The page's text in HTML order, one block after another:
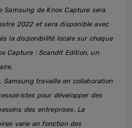
Samsung de Knox Capture sera
2022 et sera disponible avec
la disponibilité locale sur chaque
Capture : Scandit Edition, un
Samsung travaille en collaboration
pour développer des
des entreprises. La
varie en fonction des